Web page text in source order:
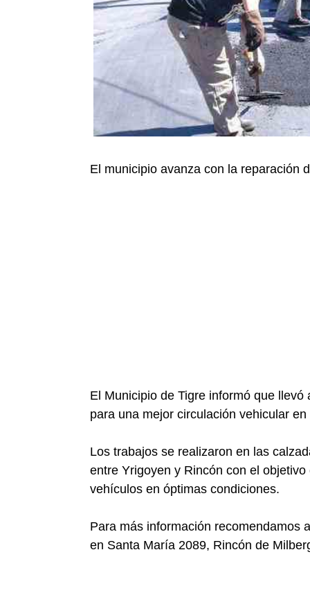
El municipio avanza con la reparación
El Municipio de Tigre informó que
para una mejor circulación vehicular
Los trabajos se realizaron en las
entre Yrigoyen y Rincón con el
vehículos en óptimas condiciones.
Para más información recomendamos
en Santa María 2089, Rincón de